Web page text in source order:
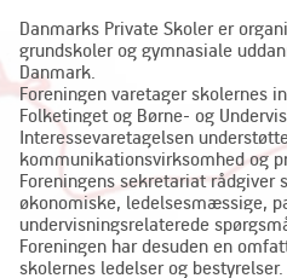
Danmarks Private Skoler er
grundskoler og gymnasiale
Danmark.
Foreningen varetager skolernes
Folketinget og Børne- og
Interessevaretagelsen
kommunikationsvirksomhed og
Foreningens sekretariat rådgiver
økonomiske, ledelsesmæssige,
undervisningsrelaterede
Foreningen har desuden en
skolernes ledelser og bestyrelser.